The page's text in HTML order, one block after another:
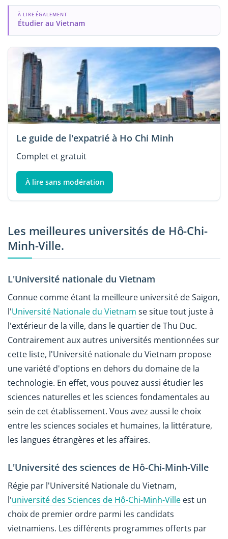
À LIRE ÉGALEMENT
Étudier au Vietnam
Le guide de l'expatrié à Ho Chi Minh
Complet et gratuit
À lire sans modération
Les meilleures universités de Hô-Chi-
Minh-Ville.
L'Université nationale du Vietnam
Connue comme étant la meilleure université de Saïgon,
l'Université Nationale du Vietnam se situe tout juste à
l'extérieur de la ville, dans le quartier de Thu Duc.
Contrairement aux autres universités mentionnées sur
cette liste, l'Université nationale du Vietnam propose
une variété d'options en dehors du domaine de la
technologie. En effet, vous pouvez aussi étudier les
sciences naturelles et les sciences fondamentales au
sein de cet établissement. Vous avez aussi le choix
entre les sciences sociales et humaines, la littérature,
les langues étrangères et les affaires.
L'Université des sciences de Hô-Chi-Minh-Ville
Régie par l'Université Nationale du Vietnam,
l'université des Sciences de Hô-Chi-Minh-Ville est un
choix de premier ordre parmi les candidats
vietnamiens. Les différents programmes offerts par